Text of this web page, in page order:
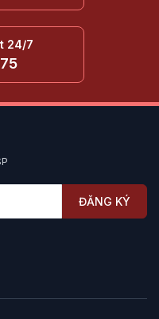
ứng dụng rời rạc (như
TV VSP sẽ tổng
hình từ tất cả các
trên màn hình chính.
của Google để học hỏi
TV và Smart
TV VSP
trung hiển thịNội
24/7
ĐĂNG KÝ